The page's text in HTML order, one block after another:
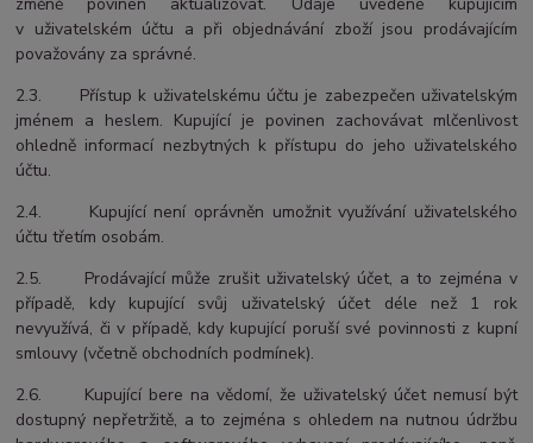
v uživatelském účtu a při objednávání zboží jsou prodávajícím
považovány za správné.
2.3. Přístup k uživatelskému účtu je zabezpečen uživatelským
jménem a heslem. Kupující je povinen zachovávat mlčenlivost
ohledně informací nezbytných k přístupu do jeho uživatelského
účtu.
2.4. Kupující není oprávněn umožnit využívání uživatelského
účtu třetím osobám.
2.5. Prodávající může zrušit uživatelský účet, a to zejména v
případě, kdy kupující svůj uživatelský účet déle než 1 rok
nevyužívá, či v případě, kdy kupující poruší své povinnosti z kupní
smlouvy (včetně obchodních podmínek).
2.6. Kupující bere na vědomí, že uživatelský účet nemusí být
dostupný nepřetržitě, a to zejména s ohledem na nutnou údržbu